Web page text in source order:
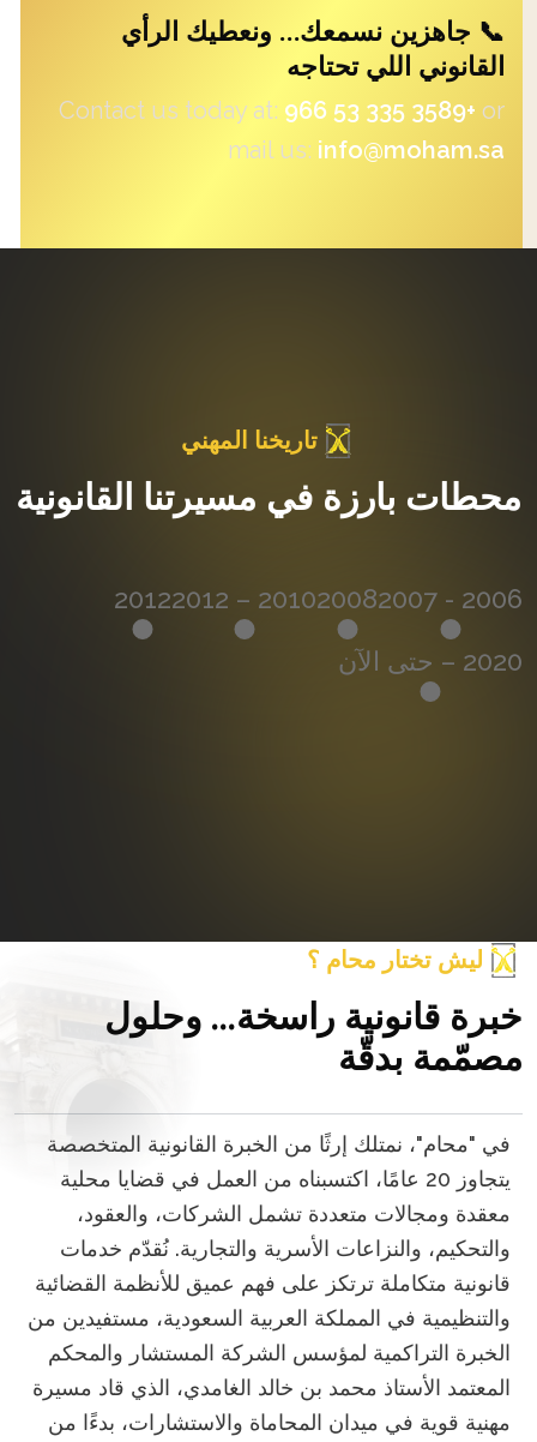
📞 جاهزين نسمعك… ونعطيك الرأي
القانوني اللي تحتاجه
Contact us today at: ‪ +966 53 335 3589‬ or
mail us: info@moham.sa
تاريخنا المهني
محطات بارزة في مسيرتنا القانونية
2006 - 2007
2008
2010 – 2012
2012
2020 – حتى الآن
ليش تختار محام ؟
خبرة قانونية راسخة... وحلول
مصمّمة بدقّة
في "محام"، نمتلك إرثًا من الخبرة القانونية المتخصصة
يتجاوز 20 عامًا، اكتسبناه من العمل في قضايا محلية
معقدة ومجالات متعددة تشمل الشركات، والعقود،
والتحكيم، والنزاعات الأسرية والتجارية. نُقدّم خدمات
قانونية متكاملة ترتكز على فهم عميق للأنظمة القضائية
والتنظيمية في المملكة العربية السعودية، مستفيدين من
الخبرة التراكمية لمؤسس الشركة المستشار والمحكم
المعتمد الأستاذ محمد بن خالد الغامدي، الذي قاد مسيرة
مهنية قوية في ميدان المحاماة والاستشارات، بدءًا من